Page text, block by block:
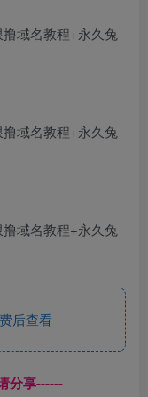
后查看
分享------